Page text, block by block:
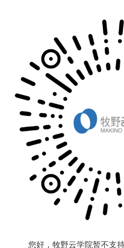
您好，牧野云学院暂不支